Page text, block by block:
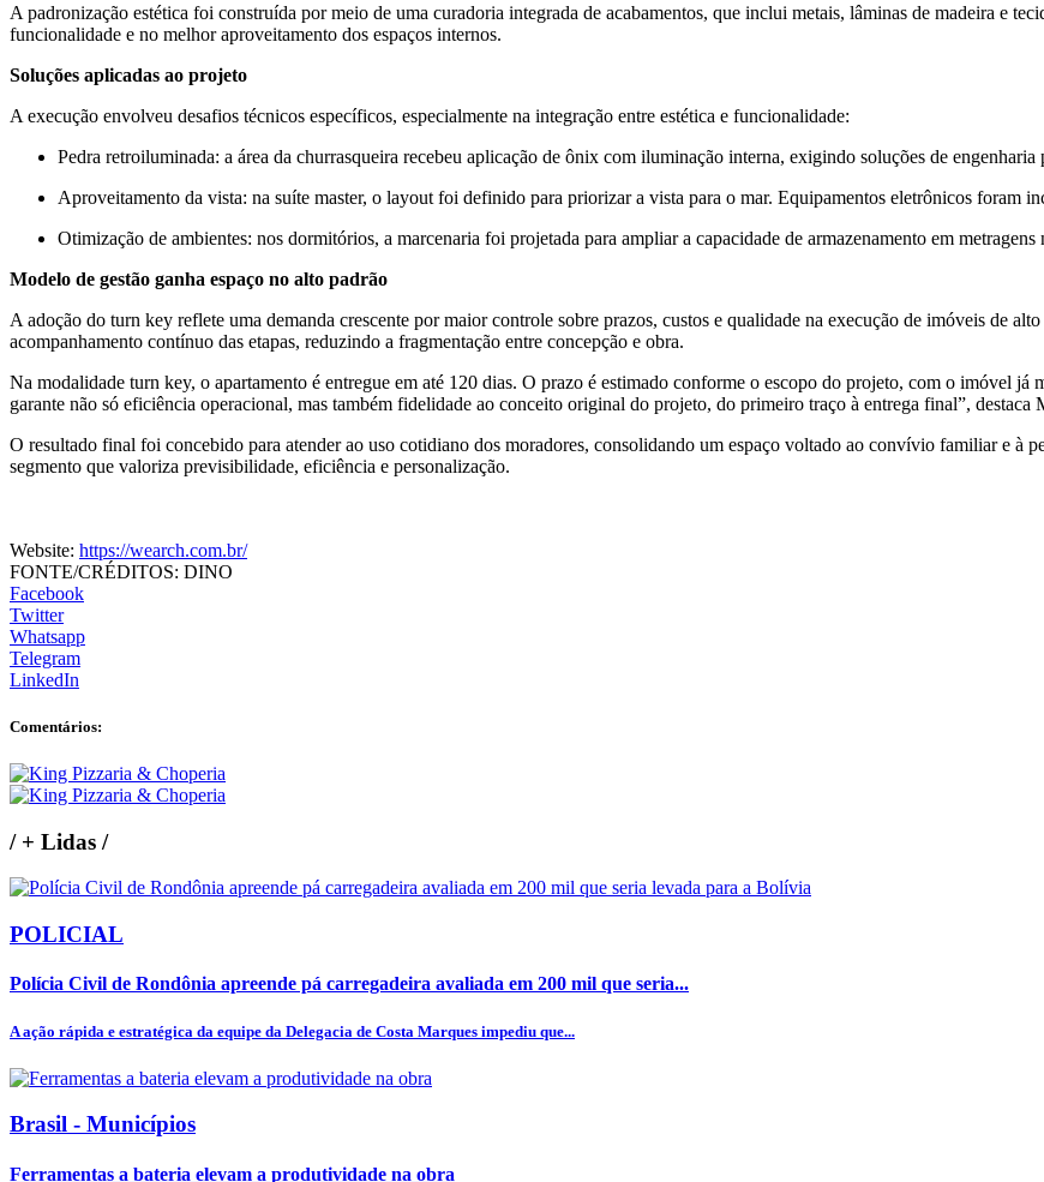
A padronização estética foi construída por meio de uma curadoria integrada de acabamentos, que inclui metais, lâminas de madeira e
funcionalidade e no melhor aproveitamento dos espaços internos.
Soluções aplicadas ao projeto
A execução envolveu desafios técnicos específicos, especialmente na integração entre estética e funcionalidade:
Pedra retroiluminada: a área da churrasqueira recebeu aplicação de ônix com iluminação interna, exigindo soluções de
Aproveitamento da vista: na suíte master, o layout foi definido para priorizar a vista para o mar. Equipamentos eletrônicos foram
Otimização de ambientes: nos dormitórios, a marcenaria foi projetada para ampliar a capacidade de armazenamento em
Modelo de gestão ganha espaço no alto padrão
A adoção do turn key reflete uma demanda crescente por maior controle sobre prazos, custos e qualidade na execução de imóveis de
acompanhamento contínuo das etapas, reduzindo a fragmentação entre concepção e obra.
Na modalidade turn key, o apartamento é entregue em até 120 dias. O prazo é estimado conforme o escopo do projeto, com o imóvel
garante não só eficiência operacional, mas também fidelidade ao conceito original do projeto, do primeiro traço à entrega final”, destaca
O resultado final foi concebido para atender ao uso cotidiano dos moradores, consolidando um espaço voltado ao convívio familiar e à
segmento que valoriza previsibilidade, eficiência e personalização.
Website: https://wearch.com.br/
FONTE/CRÉDITOS: DINO
Facebook
Twitter
Whatsapp
Telegram
LinkedIn
Comentários:
/+ Lidas /
POLICIAL
Polícia Civil de Rondônia apreende pá carregadeira avaliada em 200 mil que seria...
A ação rápida e estratégica da equipe da Delegacia de Costa Marques impediu que...
Brasil - Municípios
Ferramentas a bateria elevam a produtividade na obra